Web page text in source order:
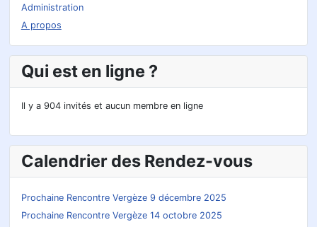
Administration
A propos
Qui est en ligne ?
Il y a 904 invités et aucun membre en ligne
Calendrier des Rendez-vous
Prochaine Rencontre Vergèze 9 décembre 2025
Prochaine Rencontre Vergèze 14 octobre 2025